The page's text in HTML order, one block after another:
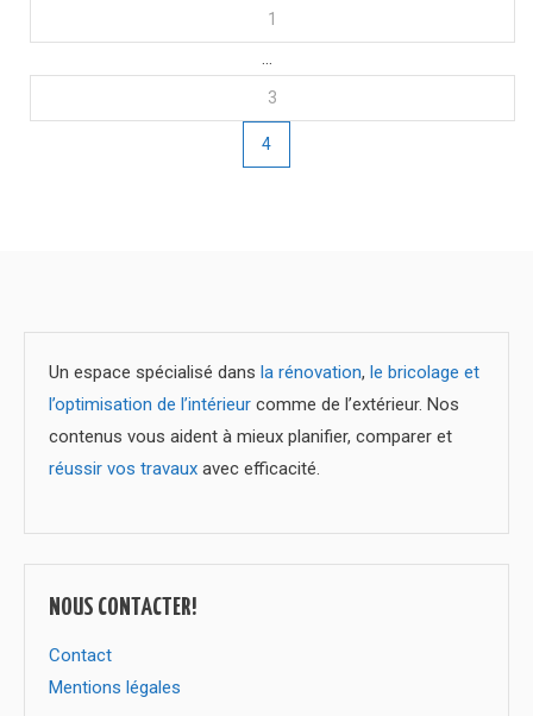
articles
1
…
3
4
Un espace spécialisé dansla rénovation,le bricolage et
l’optimisation de l’intérieur comme de l’extérieur. Nos
contenus vous aident à mieux planifier, comparer et
réussir vos travaux avec efficacité.
NOUS CONTACTER!
Contact
Mentions légales